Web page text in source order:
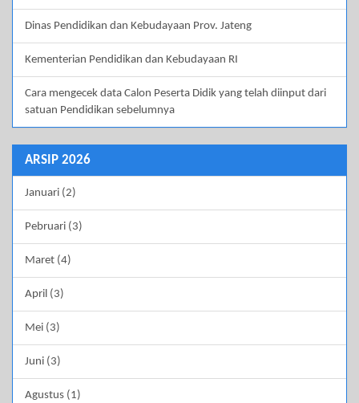
Dinas Pendidikan dan Kebudayaan Prov. Jateng
Kementerian Pendidikan dan Kebudayaan RI
Cara mengecek data Calon Peserta Didik yang telah diinput dari
satuan Pendidikan sebelumnya
ARSIP 2026
Januari (2)
Pebruari (3)
Maret (4)
April (3)
Mei (3)
Juni (3)
Agustus (1)